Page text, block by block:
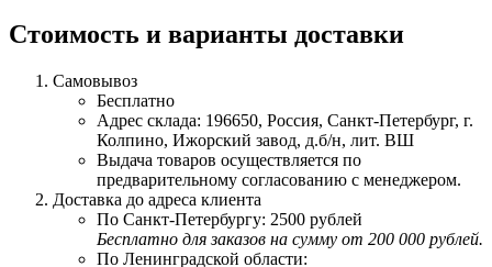
Стоимость и варианты доставки
Самовывоз
Бесплатно
Адрес склада: 196650, Россия, Санкт-Петербург, г.
Колпино, Ижорский завод, д.б/н, лит. ВШ
Выдача товаров осуществляется по
предварительному согласованию с менеджером.
Доставка до адреса клиента
По Санкт-Петербургу: 2500 рублей
Бесплатно для заказов на сумму от 200 000 рублей.
По Ленинградской области: